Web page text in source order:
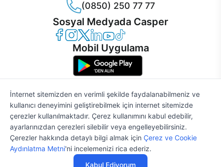
40.903 TL40.085 TL
(0850) 250 77 77
Sosyal Medyada Casper
Casper Facebook
Casper Instagram
Casper Twitter
Casper LinkedIn
Casper YouTube
Casper TikTok
Mobil Uygulama
© 2021 - 2026 Casper Bilgisayar Sistemleri A.Ş. Tüm Hakları Saklıdır
KVKK
Çerez Politikası
Bilgi Güvenliği
Bilgi Toplumu Hizmetleri
Mesafeli Satış Sözleşmesi
İnternet sitemizden en verimli şekilde faydalanabilmeniz ve
kullanıcı deneyimini geliştirebilmek için internet sitemizde
çerezler kullanılmaktadır. Çerez kullanımını kabul edebilir,
ayarlarınızdan çerezleri silebilir veya engelleyebilirsiniz.
Çerezler hakkında detaylı bilgi almak için Çerez ve Cookie
Aydınlatma Metni'ni incelemenizi rica ederiz.
Kabul Ediyorum